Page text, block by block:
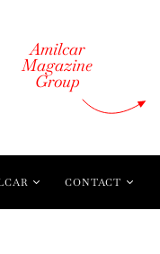
Amilcar
Magazine
Group
CONTACT